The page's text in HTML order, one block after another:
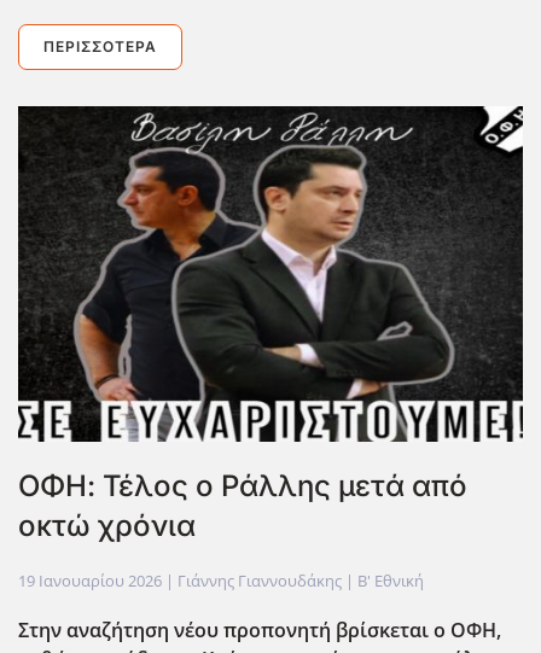
ΠΕΡΙΣΣΌΤΕΡΑ
ΟΦΗ: Τέλος ο Ράλλης μετά από
οκτώ χρόνια
19 Ιανουαρίου 2026 | Γιάννης Γιαννουδάκης | Β' Εθνική
Στην αναζήτηση νέου προπονητή βρίσκεται ο ΟΦΗ,